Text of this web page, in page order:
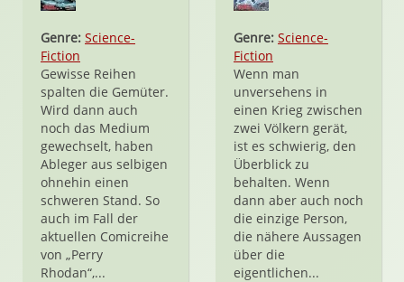
Genre: Science-
Fiction
Gewisse Reihen
spalten die Gemüter.
Wird dann auch
noch das Medium
gewechselt, haben
Ableger aus selbigen
ohnehin einen
schweren Stand. So
auch im Fall der
aktuellen Comicreihe
von „Perry
Rhodan“,...
Genre: Science-
Fiction
Wenn man
unversehens in
einen Krieg zwischen
zwei Völkern gerät,
ist es schwierig, den
Überblick zu
behalten. Wenn
dann aber auch noch
die einzige Person,
die nähere Aussagen
über die
eigentlichen...